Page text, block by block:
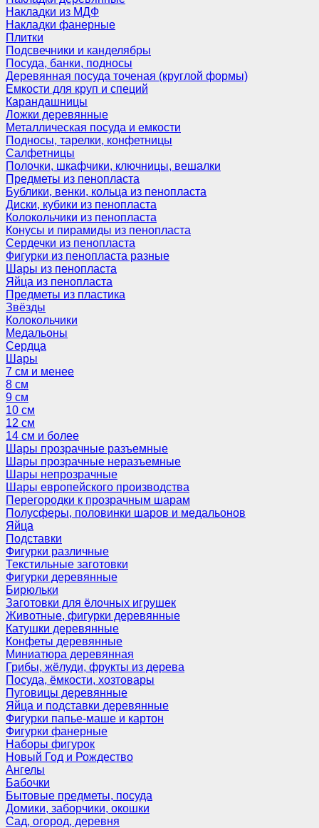
Накладки из МДФ
Накладки фанерные
Плитки
Подсвечники и канделябры
Посуда, банки, подносы
Деревянная посуда точеная (круглой формы)
Емкости для круп и специй
Карандашницы
Ложки деревянные
Металлическая посуда и емкости
Подносы, тарелки, конфетницы
Салфетницы
Полочки, шкафчики, ключницы, вешалки
Предметы из пенопласта
Бублики, венки, кольца из пенопласта
Диски, кубики из пенопласта
Колокольчики из пенопласта
Конусы и пирамиды из пенопласта
Сердечки из пенопласта
Фигурки из пенопласта разные
Шары из пенопласта
Яйца из пенопласта
Предметы из пластика
Звёзды
Колокольчики
Медальоны
Сердца
Шары
7 см и менее
8 см
9 см
10 см
12 см
14 см и более
Шары прозрачные разъемные
Шары прозрачные неразъемные
Шары непрозрачные
Шары европейского производства
Перегородки к прозрачным шарам
Полусферы, половинки шаров и медальонов
Яйца
Подставки
Фигурки различные
Текстильные заготовки
Фигурки деревянные
Бирюльки
Заготовки для ёлочных игрушек
Животные, фигурки деревянные
Катушки деревянные
Конфеты деревянные
Миниатюра деревянная
Грибы, жёлуди, фрукты из дерева
Посуда, ёмкости, хозтовары
Пуговицы деревянные
Яйца и подставки деревянные
Фигурки папье-маше и картон
Фигурки фанерные
Наборы фигурок
Новый Год и Рождество
Ангелы
Бабочки
Бытовые предметы, посуда
Домики, заборчики, окошки
Сад, огород, деревня